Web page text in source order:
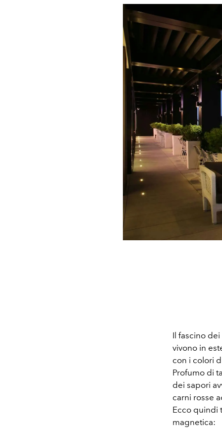
Il fascino
vivono in
con i colori
Profumo di
dei sapori
carni rosse
Ecco quindi
magnetica: